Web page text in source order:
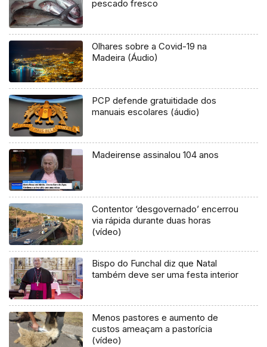
pescado fresco
Olhares sobre a Covid-19 na
Madeira (Áudio)
PCP defende gratuitidade dos
manuais escolares (áudio)
Madeirense assinalou 104 anos
Contentor ‘desgovernado’ encerrou
via rápida durante duas horas
(vídeo)
Bispo do Funchal diz que Natal
também deve ser uma festa interior
Menos pastores e aumento de
custos ameaçam a pastorícia
(vídeo)